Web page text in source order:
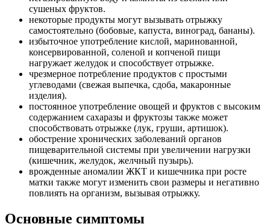
сушеных фруктов.
некоторые продукты могут вызывать отрыжку
самостоятельно (бобовые, капуста, виноград, бананы).
избыточное употребление кислой, маринованной,
консервированной, соленой и копченой пищи
нагружает желудок и способствует отрыжке.
чрезмерное потребление продуктов с простыми
углеводами (свежая выпечка, сдоба, макаронные
изделия).
постоянное употребление овощей и фруктов с высоким
содержанием сахаразы и фруктозы также может
способствовать отрыжке (лук, груши, артишок).
обострение хронических заболеваний органов
пищеварительной системы при увеличении нагрузки
(кишечник, желудок, желчный пузырь).
врожденные аномалии ЖКТ и кишечника при росте
матки также могут изменить свои размеры и негативно
повлиять на организм, вызывая отрыжку.
Основные симптомы